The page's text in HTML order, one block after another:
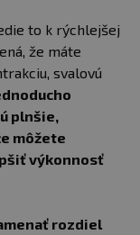
to k rýchlejšej
že máte
svalovú
plnšie,
môžete
výkonnosť
rozdiel